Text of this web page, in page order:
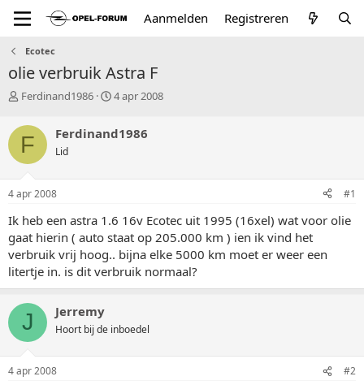
Aanmelden Registreren
Ecotec
olie verbruik Astra F
T
p
i
c
s
a
t
e
r
Ferdinand1986
S
r
a
m
4 apr 2008
F Ferdinand1986
Lid
4 apr 2008 #1
Ik heb een astra 1.6 16v Ecotec uit 1995 (16xel) wat voor olie
gaat hierin ( auto staat op 205.000 km ) ien ik vind het
verbruik vrij hoog.. bijna elke 5000 km moet er weer een
litertje in. is dit verbruik normaal?
J Jerremy
Hoort bij de inboedel
4 apr 2008 #2